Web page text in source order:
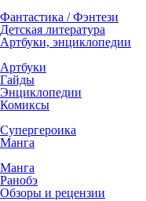
Фантастика / Фэнтези
Детская литература
Артбуки, энциклопедии
Артбуки
Гайды
Энциклопедии
Комиксы
Супергероика
Манга
Манга
Ранобэ
Обзоры и рецензии